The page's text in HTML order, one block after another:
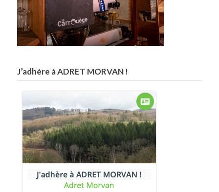
J’adhère à ADRET MORVAN !